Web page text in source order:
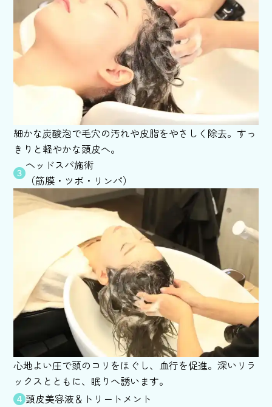
細かな炭酸泡で毛穴の汚れや皮脂をやさしく除去。すっ
きりと軽やかな頭皮へ。
ヘッドスパ施術
（筋膜・ツボ・リンパ）
心地よい圧で頭のコリをほぐし、血行を促進。深いリラ
ックスとともに、眠りへ誘います。
頭皮美容液＆トリートメント